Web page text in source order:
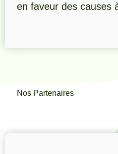
en faveur des causes
Nos Partenaires